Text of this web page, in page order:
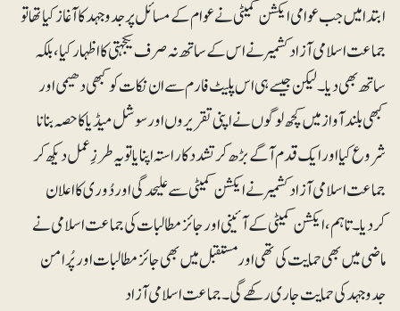
ابتدا میں جب عوامی ایکشن کمیٹی نے عوام کے مسائل پر جدوجہد کا آغاز کیا تھا تو
جماعت اسلامی آزاد کشمیر نے اس کے ساتھ نہ صرف یکجہتی کا اظہار کیا، بلکہ
ساتھ بھی دیا۔ لیکن جیسے ہی اس پلیٹ فارم سے ان نکات کو کبھی دھیمی اور
کبھی بلندآواز میں کچھ لوگوں نے اپنی تقریروں اور سوشل میڈیا کا حصہ بنانا
شروع کیا اور ایک قدم آگے بڑھ کر تشدد کا راستہ اپنایا تو یہ طرزِعمل دیکھ کر
جماعت اسلامی آزاد کشمیر نے ایکشن کمیٹی سے علیحدگی اور دُوری کا اعلان
کردیا۔ تاہم، ایکشن کمیٹی کے آئینی اور جائز مطالبات کی جماعت اسلامی نے
ماضی میں بھی حمایت کی تھی اور مستقبل میں بھی جائز مطالبات اور پُرامن
جدوجہد کی حمایت جاری رکھے گی۔جماعت اسلامی آزاد